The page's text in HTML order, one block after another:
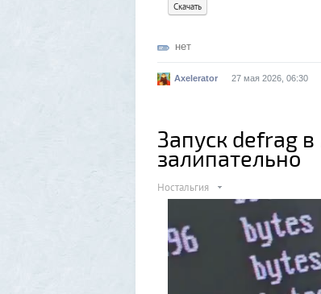
Скачать
нет
Axelerator 27 мая 2026, 06:30
Запуск defrag в
залипательно
Ностальгия